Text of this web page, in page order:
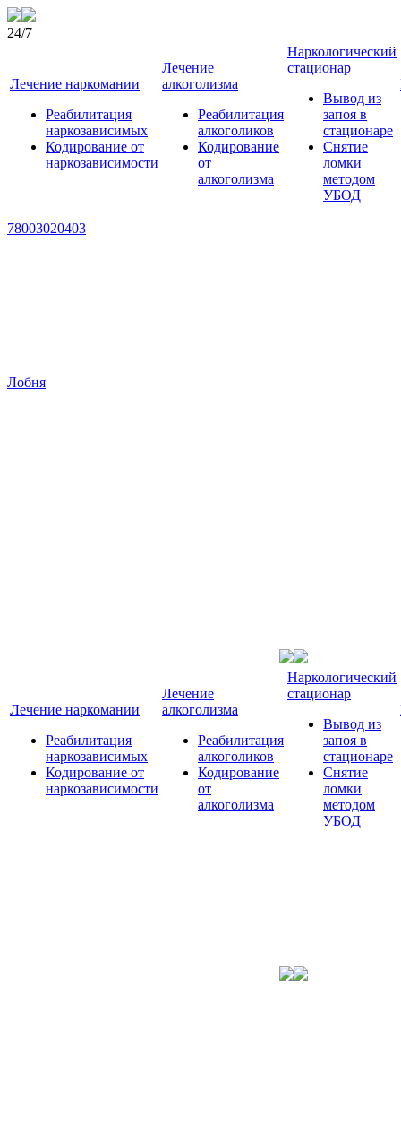
24/7
Лечение наркомании
Реабилитация
наркозависимых
Кодирование от
наркозависимости
Лечение
алкоголизма
Реабилитация
алкоголиков
Кодирование
от
алкоголизма
Наркологический
стационар
Вывод из
запоя в
стационаре
Снятие
ломки
методом
УБОД
78003020403
Лобня
Лечение наркомании
Реабилитация
наркозависимых
Кодирование от
наркозависимости
Лечение
алкоголизма
Реабилитация
алкоголиков
Кодирование
от
алкоголизма
Наркологический
стационар
Вывод из
запоя в
стационаре
Снятие
ломки
методом
УБОД